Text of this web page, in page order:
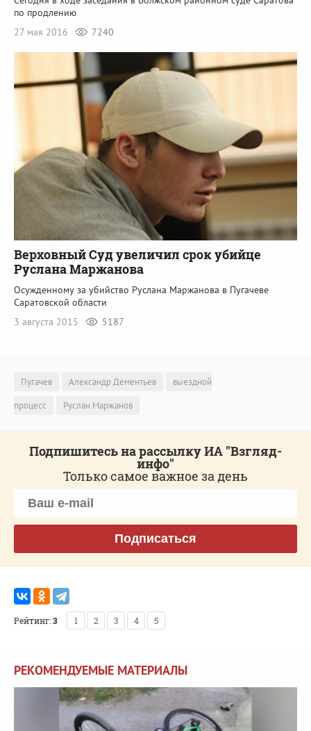
по продлению
27 мая 2016
7240
Верховный Суд увеличил срок убийце
Руслана Маржанова
Осужденному за убийство Руслана Маржанова в Пугачеве
Саратовской области
3 августа 2015
5187
Пугачев Александр Дементьев
выездной
процесс
Руслан Маржанов
Подпишитесь на рассылку ИА "Взгляд-
инфо"
Только самое важное за день
Подписаться
Рейтинг:3 1 2 3 4 5
РЕКОМЕНДУЕМЫЕ МАТЕРИАЛЫ